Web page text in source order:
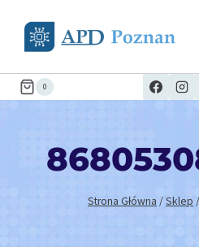
0
Strona Główna /Sklep /